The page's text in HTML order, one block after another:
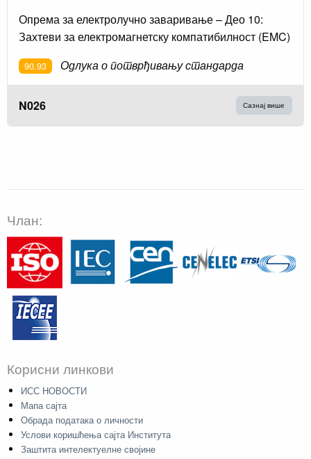
Опрема за електролучно заваривање – Део 10:
Захтеви за електромагнетску компатибилност (EMC)
90.93 Одлука о потврђивању стандарда
N026 Сазнај више
Члан:
Корисни линкови
ИСС НОВОСТИ
Мапа сајта
Обрада података о личности
Услови коришћења сајта Института
Заштита интелектуелне својине